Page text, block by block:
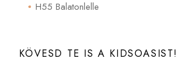
H55 Balatonlelle
KÖVESD TE IS A KIDSOASIST!